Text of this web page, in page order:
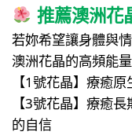
推薦澳洲花
若妳希望讓身體與
澳洲花晶的高頻能
【1號花晶】療癒
【3號花晶】療癒
的自信